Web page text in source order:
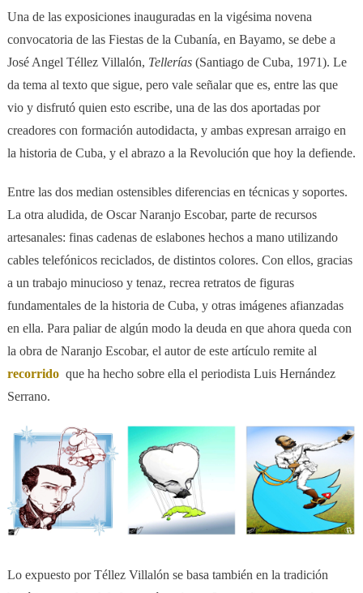
Una de las exposiciones inauguradas en la vigésima novena
convocatoria de las Fiestas de la Cubanía, en Bayamo, se debe a
José Angel Téllez Villalón, Tellerías (Santiago de Cuba, 1971). Le
da tema al texto que sigue, pero vale señalar que es, entre las que
vio y disfrutó quien esto escribe, una de las dos aportadas por
creadores con formación autodidacta, y ambas expresan arraigo en
la historia de Cuba, y el abrazo a la Revolución que hoy la defiende.
Entre las dos median ostensibles diferencias en técnicas y soportes.
La otra aludida, de Oscar Naranjo Escobar, parte de recursos
artesanales: finas cadenas de eslabones hechos a mano utilizando
cables telefónicos reciclados, de distintos colores. Con ellos, gracias
a un trabajo minucioso y tenaz, recrea retratos de figuras
fundamentales de la historia de Cuba, y otras imágenes afianzadas
en ella. Para paliar de algún modo la deuda en que ahora queda con
la obra de Naranjo Escobar, el autor de este artículo remite al
recorrido que ha hecho sobre ella el periodista Luis Hernández
Serrano.
Lo expuesto por Téllez Villalón se basa también en la tradición